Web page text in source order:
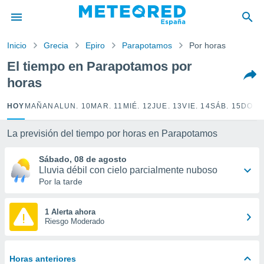
por
para
la
calidad.
a este
las
y
forma
basada
permite
Inicio Grecia Epiro Parapotamos Por horas
El tiempo en Parapotamos por
horas
HOY MAÑANA LUN. 10 MAR. 11 MIÉ. 12JUE. 13VIE. 14SÁB. 15
La previsión del tiempo por horas en Parapotamos
Sábado, 08 de agosto
Lluvia débil con cielo parcialmente nuboso
Por la tarde
1 Alerta ahora
Riesgo Moderado
Horas anteriores